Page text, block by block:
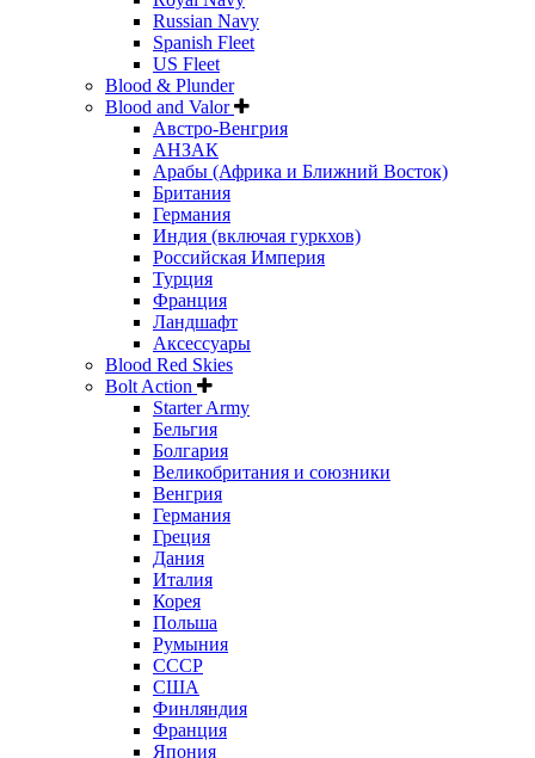
Russian Navy
Spanish Fleet
US Fleet
Blood & Plunder
Blood and Valor
Австро-Венгрия
АНЗАК
Арабы (Африка и Ближний Восток)
Британия
Германия
Индия (включая гуркхов)
Российская Империя
Турция
Франция
Ландшафт
Аксессуары
Blood Red Skies
Bolt Action
Starter Army
Бельгия
Болгария
Великобритания и союзники
Венгрия
Германия
Греция
Дания
Италия
Корея
Польша
Румыния
СССР
США
Финляндия
Франция
Япония